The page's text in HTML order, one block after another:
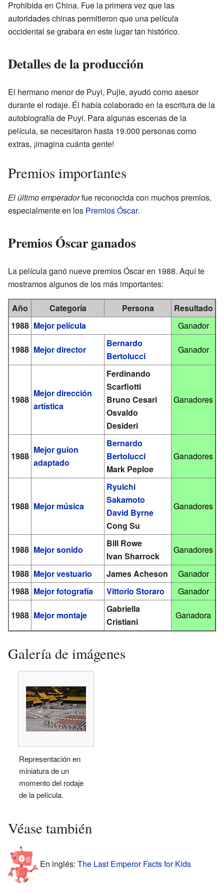
Prohibida en China. Fue la primera vez que las
autoridades chinas permitieron que una película
occidental se grabara en este lugar tan histórico.
Detalles de la producción
El hermano menor de Puyi, Pujie, ayudó como asesor
durante el rodaje. Él había colaborado en la escritura de la
autobiografía de Puyi. Para algunas escenas de la
película, se necesitaron hasta 19.000 personas como
extras, ¡imagina cuánta gente!
Premios importantes
El último emperadorfue reconocida con muchos premios,
especialmente en los Premios Óscar.
Premios Óscar ganados
La película ganó nueve premios Óscar en 1988. Aquí te
mostramos algunos de los más importantes:
Año Categoría Persona
Resultado
1988 Mejor película Ganador
1988 Mejor director
Bernardo
Bertolucci
Ganador
1988
Mejor dirección
artística
Ferdinando
Scarfiotti
Bruno Cesari
Osvaldo
Desideri
Ganadores
1988
Mejor guion
adaptado
Bernardo
Bertolucci
Mark Peploe
Ganadores
1988 Mejor música
Ryuichi
Sakamoto
David Byrne
Cong Su
Ganadores
1988 Mejor sonido
Bill Rowe
Ivan Sharrock
Ganadores
1988 Mejor vestuario James Acheson
Ganador
1988 Mejor fotografía Vittorio Storaro Ganador
1988 Mejor montaje
Gabriella
Cristiani
Ganadora
Galería de imágenes
Representación en
miniatura de un
momento del rodaje
de la película.
Véase también
En inglés: The Last Emperor Facts for Kids